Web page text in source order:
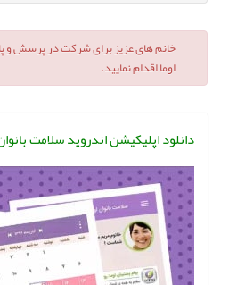
خانم های عزیز برای شرکت در پرسش و
اوما اقدام نمایید.
دانلود اپلیکیشن اندروید سلامت